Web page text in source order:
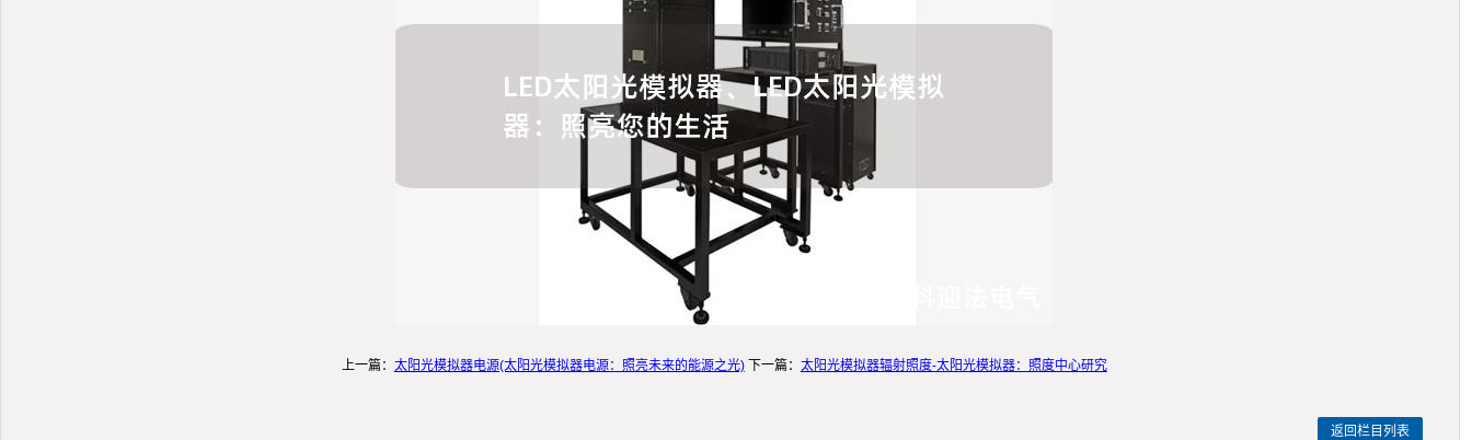
上一篇： 太阳光模拟器电源(太阳光模拟器电源：照亮未来的能源之光)下一篇： 太阳光模拟器辐射照度-太阳光模拟器：照度中心研究
返回栏目列表